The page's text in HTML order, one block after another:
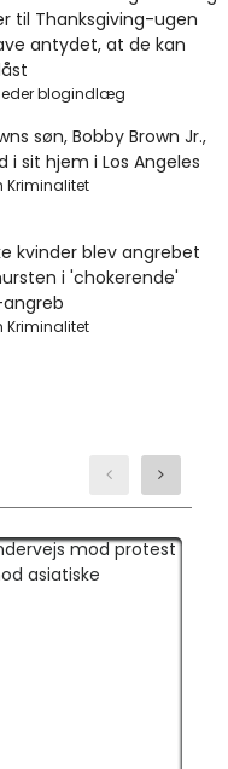
til Thanksgiving-ugen
antydet, at de kan
blogindlæg
søn, Bobby Brown Jr.,
i sit hjem i Los Angeles
Kriminalitet
kvinder blev angrebet
i 'chokerende'
Kriminalitet